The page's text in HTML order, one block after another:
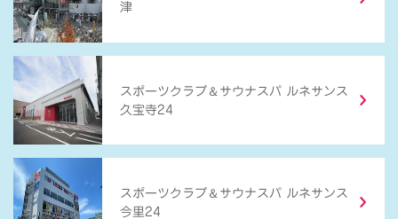
津
スポーツクラブ ＆ サウナスパ ルネサンス
久宝寺24
スポーツクラブ ＆ サウナスパ ルネサンス
今里24